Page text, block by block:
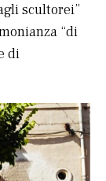
scultorei”
“di
di